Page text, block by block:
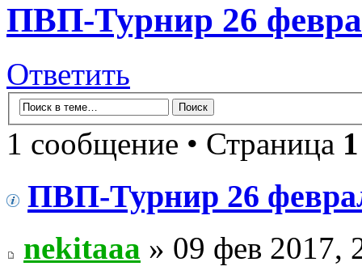
ПВП-Турнир 26
Ответить
1 сообщение • Страница 1
ПВП-Турнир 26
nekitaaa » 09 фев 2017,